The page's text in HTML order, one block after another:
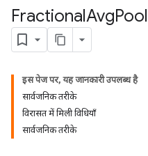
FractionalAvgPool
इस पेज पर, यह जानकारी उपलब्ध है
सार्वजनिक तरीके
विरासत में मिली विधियाँ
सार्वजनिक तरीके